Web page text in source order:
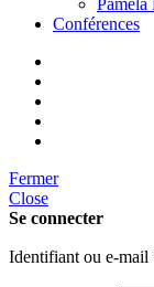
Paméla
Conférences
Fermer
Close
Se connecter
Identifiant ou e-mail